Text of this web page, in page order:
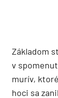
Základom
v
murív,
hoci sa